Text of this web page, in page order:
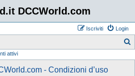
DCCWorld.com
Login
Iscriviti
attivi
- Condizioni d’uso